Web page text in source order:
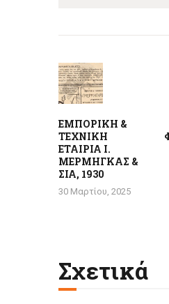
άρθρων
ΕΜΠΟΡΙΚΗ &
ΤΕΧΝΙΚΗ
ΕΤΑΙΡΙΑ Ι.
ΜΕΡΜΗΓΚΑΣ &
ΣΙΑ, 1930
30 Μαρτίου, 2025
Σχετικά